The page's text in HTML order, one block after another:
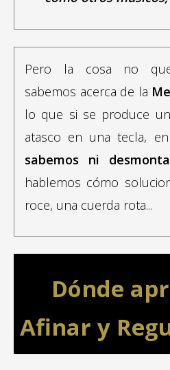
Pero la cosa no
sabemos acerca de la
lo que si se produce
atasco en una tecla,
sabemos ni
hablemos cómo
roce, una cuerda rota...
Dónde
Afinar y